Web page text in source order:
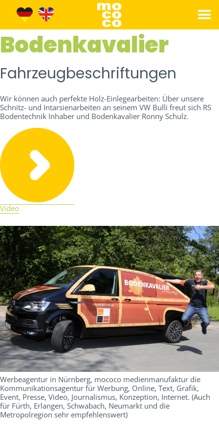
Bodenkavalier
Fahrzeugbeschriftungen
Wir können auch perfekte Holz-Einlegearbeiten: Über unsere
Schnitz- und Intarsienarbeiten an seinem VW Bulli freut sich RS
Bodentechnik Inhaber und Bodenkavalier Ronny Schulz.
Video
Werbeagentur in Nürnberg, mococo medienmanufaktur die
Kommunikationsagentur für Werbung, Online, Text, Grafik,
Event, Presse, Video, Journalismus, Konzeption, Internet. (Auch
für Fürth, Erlangen, Schwabach, Neumarkt und die
Metropolregion sehr empfehlenswert)